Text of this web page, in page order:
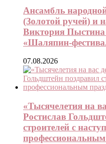
Ансамбль
(Золотой ручей) и
Виктория Пыстина
«Шаляпин-
07.08.2026
«Тысячелетия на
Ростислав
строителей с